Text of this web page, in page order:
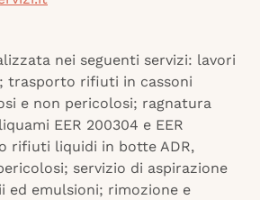
nei seguenti servizi: lavori
trasporto rifiuti in cassoni
e non pericolosi; ragnatura
EER 200304 e EER
rifiuti liquidi in botte ADR,
servizio di aspirazione
ed emulsioni; rimozione e